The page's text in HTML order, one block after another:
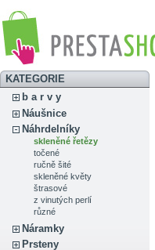
KATEGORIE
b a r v y
Náušnice
Náhrdelníky
skleněné řetězy
točené
ručně šité
skleněné květy
štrasové
z vinutých perlí
různé
Náramky
Prsteny